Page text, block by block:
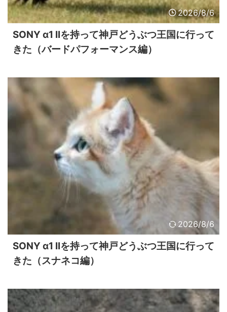
2026/8/6
SONY α1 IIを持って神戸どうぶつ王国に行って
きた（バードパフォーマンス編）
2026/8/6
SONY α1 IIを持って神戸どうぶつ王国に行って
きた（スナネコ編）